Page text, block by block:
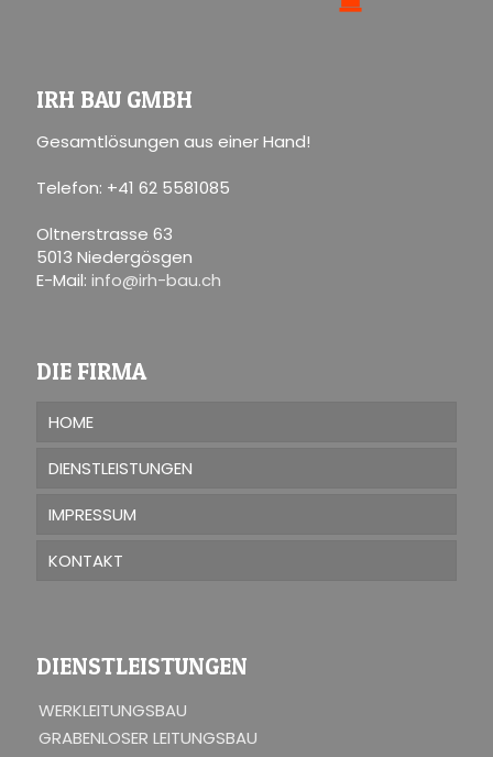
IRH BAU GMBH
Gesamtlösungen aus einer Hand!
Telefon: +41 62 5581085
Oltnerstrasse 63
5013 Niedergösgen
E-Mail: info@irh-bau.ch
DIE FIRMA
HOME
DIENSTLEISTUNGEN
IMPRESSUM
KONTAKT
DIENSTLEISTUNGEN
WERKLEITUNGSBAU
GRABENLOSER LEITUNGSBAU